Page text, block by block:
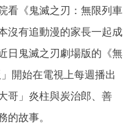
看《鬼滅之刃：無限列車
沒有追動漫的家長一起成
日鬼滅之刃劇場版的《無
開始在電視上每週播出
哥」炎柱與炭治郎、善
的故事。